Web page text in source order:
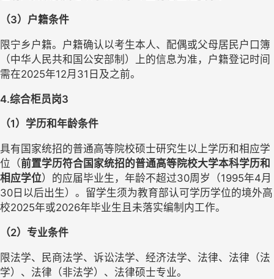
（3）户籍条件
限宁乡户籍。户籍确认以考生本人、配偶或父母居民户口簿
（中华人民共和国公安部制）上的信息为准，户籍登记时间
需在2025年12月31日及之前。
4.综合柜员岗3
（1）学历和年龄条件
具有国家统招的普通高等院校硕士研究生以上学历和相应学
位（前置学历符合国家统招的普通高等院校大学本科学历和
相应学位）的应届毕业生，年龄不超过30周岁（1995年4月
30日以后出生） 。 留学生须为教育部认可学历学位的境外高
校2025年或2026年毕业生且未落实编制内工作。
（2）专业条件
限法学、民商法学、诉讼法学、经济法学、法律、法律（法
学）、法律（非法学）、法律硕士专业。